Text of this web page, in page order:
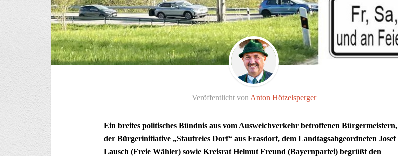
Veröffentlicht von Anton Hötzelsperger
Ein breites politisches Bündnis aus vom Ausweichverkehr betroffenen Bürgermeistern,
der Bürgerinitiative „Staufreies Dorf“ aus Frasdorf, dem Landtagsabgeordneten Josef
Lausch (Freie Wähler) sowie Kreisrat Helmut Freund (Bayernpartei) begrüßt den